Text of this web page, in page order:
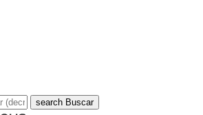
search Buscar